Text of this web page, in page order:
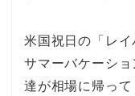
米国祝日の「レ
サマーバケーシ
達が相場に帰っ